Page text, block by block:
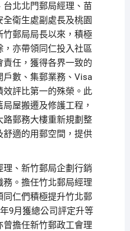
台北北門郵局經理、苗
衛生處副處長及桃園
郵局局長以來，積極
亦帶領同仁投入社區
任，獲得各界一致的
戶數、集郵業務、Visa
評比第一的殊榮。此
屋搬遷及修護工程，
郵務大樓重新規劃整
適的用郵空間，提供
、新竹郵局企劃行銷
。擔任竹北郵局經理
仁們積極提升竹北郵
9月獲總公司評定升等
擔任新竹郵政工會理